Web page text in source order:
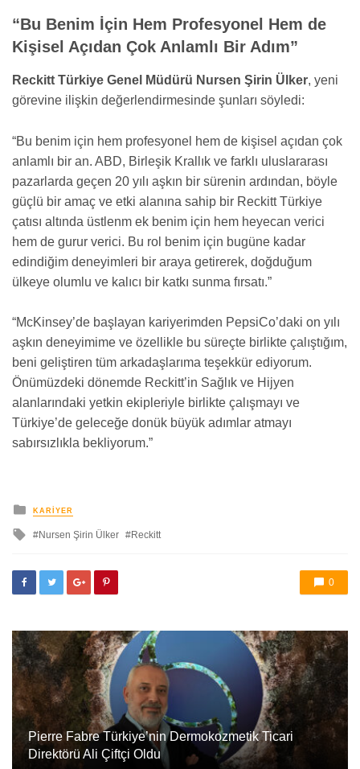
“Bu Benim İçin Hem Profesyonel Hem de
Kişisel Açıdan Çok Anlamlı Bir Adım”
Reckitt Türkiye Genel Müdürü Nursen Şirin Ülker, yeni
görevine ilişkin değerlendirmesinde şunları söyledi:
“Bu benim için hem profesyonel hem de kişisel açıdan çok
anlamlı bir an. ABD, Birleşik Krallık ve farklı uluslararası
pazarlarda geçen 20 yılı aşkın bir sürenin ardından, böyle
güçlü bir amaç ve etki alanına sahip bir Reckitt Türkiye
çatısı altında üstlenm ek benim için hem heyecan verici
hem de gurur verici. Bu rol benim için bugüne kadar
edindiğim deneyimleri bir araya getirerek, doğduğum
ülkeye olumlu ve kalıcı bir katkı sunma fırsatı.”
“McKinsey’de başlayan kariyerimden PepsiCo’daki on yılı
aşkın deneyimime ve özellikle bu süreçte birlikte çalıştığım,
beni geliştiren tüm arkadaşlarıma teşekkür ediyorum.
Önümüzdeki dönemde Reckitt’in Sağlık ve Hijyen
alanlarındaki yetkin ekipleriyle birlikte çalışmayı ve
Türkiye’de geleceğe donük büyük adımlar atmayı
sabırsızlıkla bekliyorum.”
yayınlanan
KARIYER
ileNursen Şirin Ülker Reckitt
0
Pierre Fabre Türkiye’nin Dermokozmetik Ticari
Direktörü Ali Çiftçi Oldu